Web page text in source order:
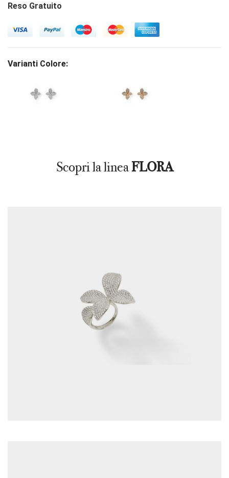
Reso Gratuito
Varianti Colore:
Scopri la lineaFLORA